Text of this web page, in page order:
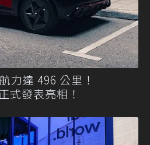
力達 496 公里！
式發表亮相！